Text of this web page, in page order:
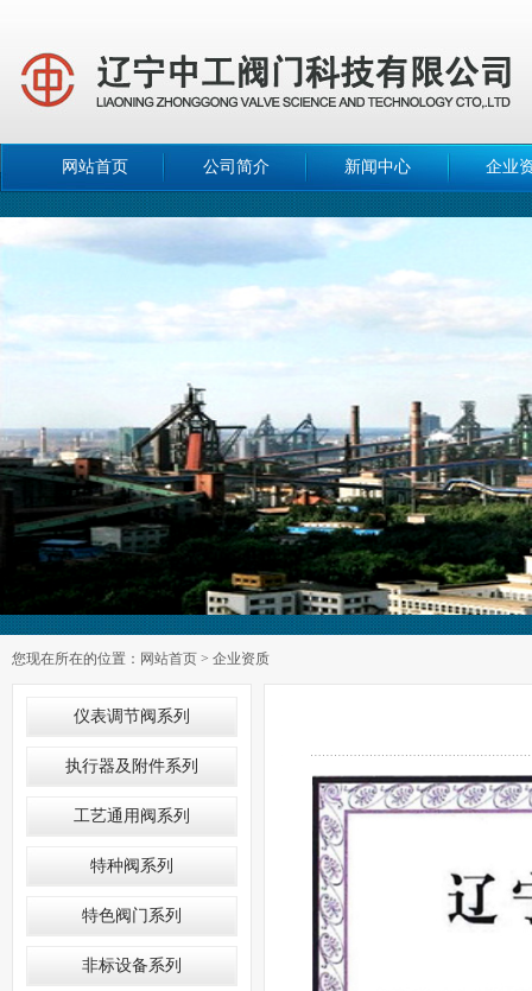
网站首页 公司简介 新闻中心 企业
您现在所在的位置： 网站首页 > 企业资质
仪表调节阀系列
执行器及附件系列
工艺通用阀系列
特种阀系列
特色阀门系列
非标设备系列